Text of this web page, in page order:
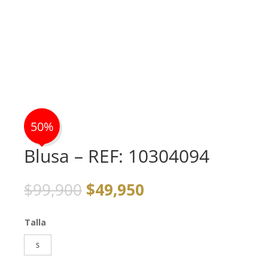
50%
Blusa – REF: 10304094
$99,900 El
precio
$49,950
Talla
S